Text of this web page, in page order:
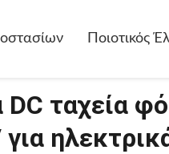
Ποιοτικός
ταχεία